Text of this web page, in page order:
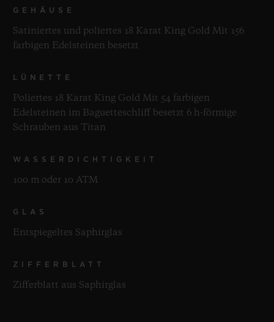
GEHÄUSE
Satiniertes und poliertes 18 Karat King Gold Mit 156
farbigen Edelsteinen besetzt
LÜNETTE
Poliertes 18 Karat King Gold Mit 54 farbigen
Edelsteinen im Baguetteschliff besetzt 6 h-förmige
Schrauben aus Titan
WASSERDICHTIGKEIT
100 m oder 10 ATM
GLAS
Entspiegeltes Saphirglas
ZIFFERBLATT
Zifferblatt aus Saphirglas